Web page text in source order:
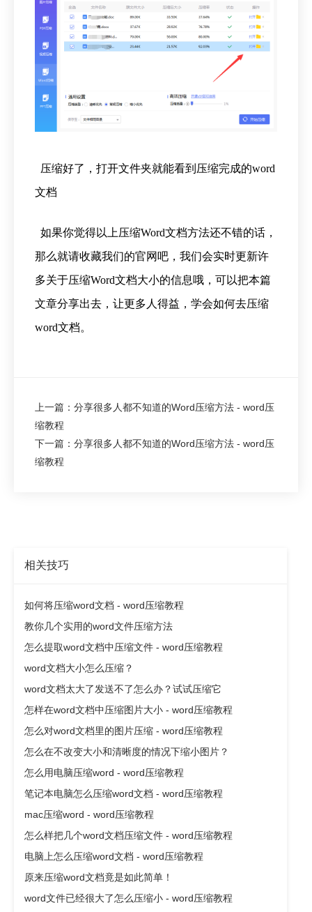
压缩好了，打开文件夹就能看到压缩完成的word
文档
如果你觉得以上压缩Word文档方法还不错的话，
那么就请收藏我们的官网吧，我们会实时更新许
多关于压缩Word文档大小的信息哦，可以把本篇
文章分享出去，让更多人得益，学会如何去压缩
word文档。
上一篇：分享很多人都不知道的Word压缩方法 - word压
缩教程
下一篇：分享很多人都不知道的Word压缩方法 - word压
缩教程
相关技巧
如何将压缩word文档 - word压缩教程
教你几个实用的word文件压缩方法
怎么提取word文档中压缩文件 - word压缩教程
word文档大小怎么压缩？
word文档太大了发送不了怎么办？试试压缩它
怎样在word文档中压缩图片大小 - word压缩教程
怎么对word文档里的图片压缩 - word压缩教程
怎么在不改变大小和清晰度的情况下缩小图片？
怎么用电脑压缩word - word压缩教程
笔记本电脑怎么压缩word文档 - word压缩教程
mac压缩word - word压缩教程
怎么样把几个word文档压缩文件 - word压缩教程
电脑上怎么压缩word文档 - word压缩教程
原来压缩word文档竟是如此简单！
word文件已经很大了怎么压缩小 - word压缩教程